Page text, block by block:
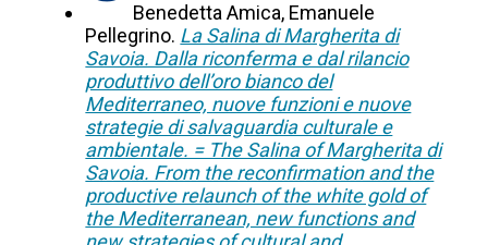
Benedetta Amica, Emanuele
Pellegrino. La Salina di Margherita di
Savoia. Dalla riconferma e dal rilancio
produttivo dell’oro bianco del
Mediterraneo, nuove funzioni e nuove
strategie di salvaguardia culturale e
ambientale. = The Salina of Margherita di
Savoia. From the reconfirmation and the
productive relaunch of the white gold of
the Mediterranean, new functions and